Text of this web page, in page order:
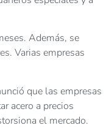
Además, se
Varias empresas
que las empresas
acero a precios
el mercado.